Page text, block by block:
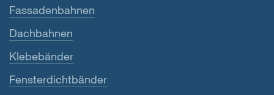
Fassadenbahnen
Dachbahnen
Klebebänder
Fensterdichtbänder